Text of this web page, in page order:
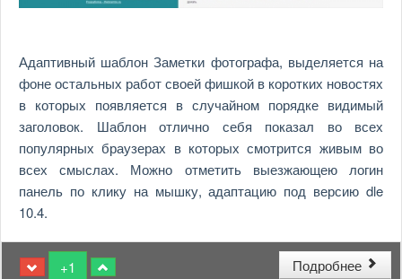
Адаптивный шаблон Заметки фотографа, выделяется на
фоне остальных работ своей фишкой в коротких новостях
в которых появляется в случайном порядке видимый
заголовок. Шаблон отлично себя показал во всех
популярных браузерах в которых смотрится живым во
всех смыслах. Можно отметить выезжающею логин
панель по клику на мышку, адаптацию под версию dle
10.4.
+1 Подробнее